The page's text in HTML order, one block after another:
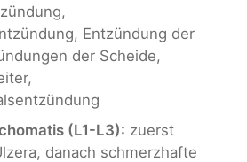
Entzündung der
der Scheide,
(L1-L3): zuerst
danach schmerzhafte